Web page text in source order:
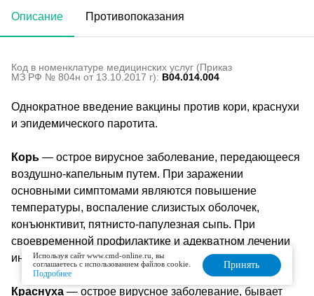
Описание Противопоказания
Код в номенклатуре медицинских услуг (Приказ
МЗ РФ № 804н от 13.10.2017 г): B04.014.004
Однократное введение вакцины против кори, краснухи
и эпидемического паротита.
Корь — острое вирусное заболевание, передающееся
воздушно‐капельным путем. При заражении
основными симптомами являются повышение
температуры, воспаление слизистых оболочек,
конъюнктивит, пятнисто‐папулезная сыпь. При
своевременной профилактике и адекватном лечении
инфекция не представляет угрозы для жизни.
Краснуха — острое вирусное заболевание, бывает
Используя сайт www.cmd-online.ru, вы
соглашаетесь с использованием файлов cookie.
Подробнее
Принять